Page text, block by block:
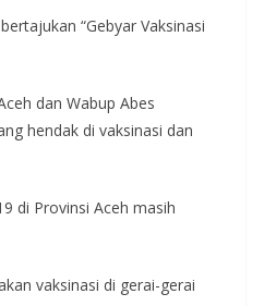
“Gebyar Vaksinasi
dan Wabup Abes
hendak di vaksinasi dan
di Provinsi Aceh masih
vaksinasi di gerai-gerai